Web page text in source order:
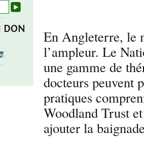
DON
En Angleterre, le
l’ampleur. Le
une gamme de
docteurs peuvent
pratiques
Woodland Trust
ajouter la